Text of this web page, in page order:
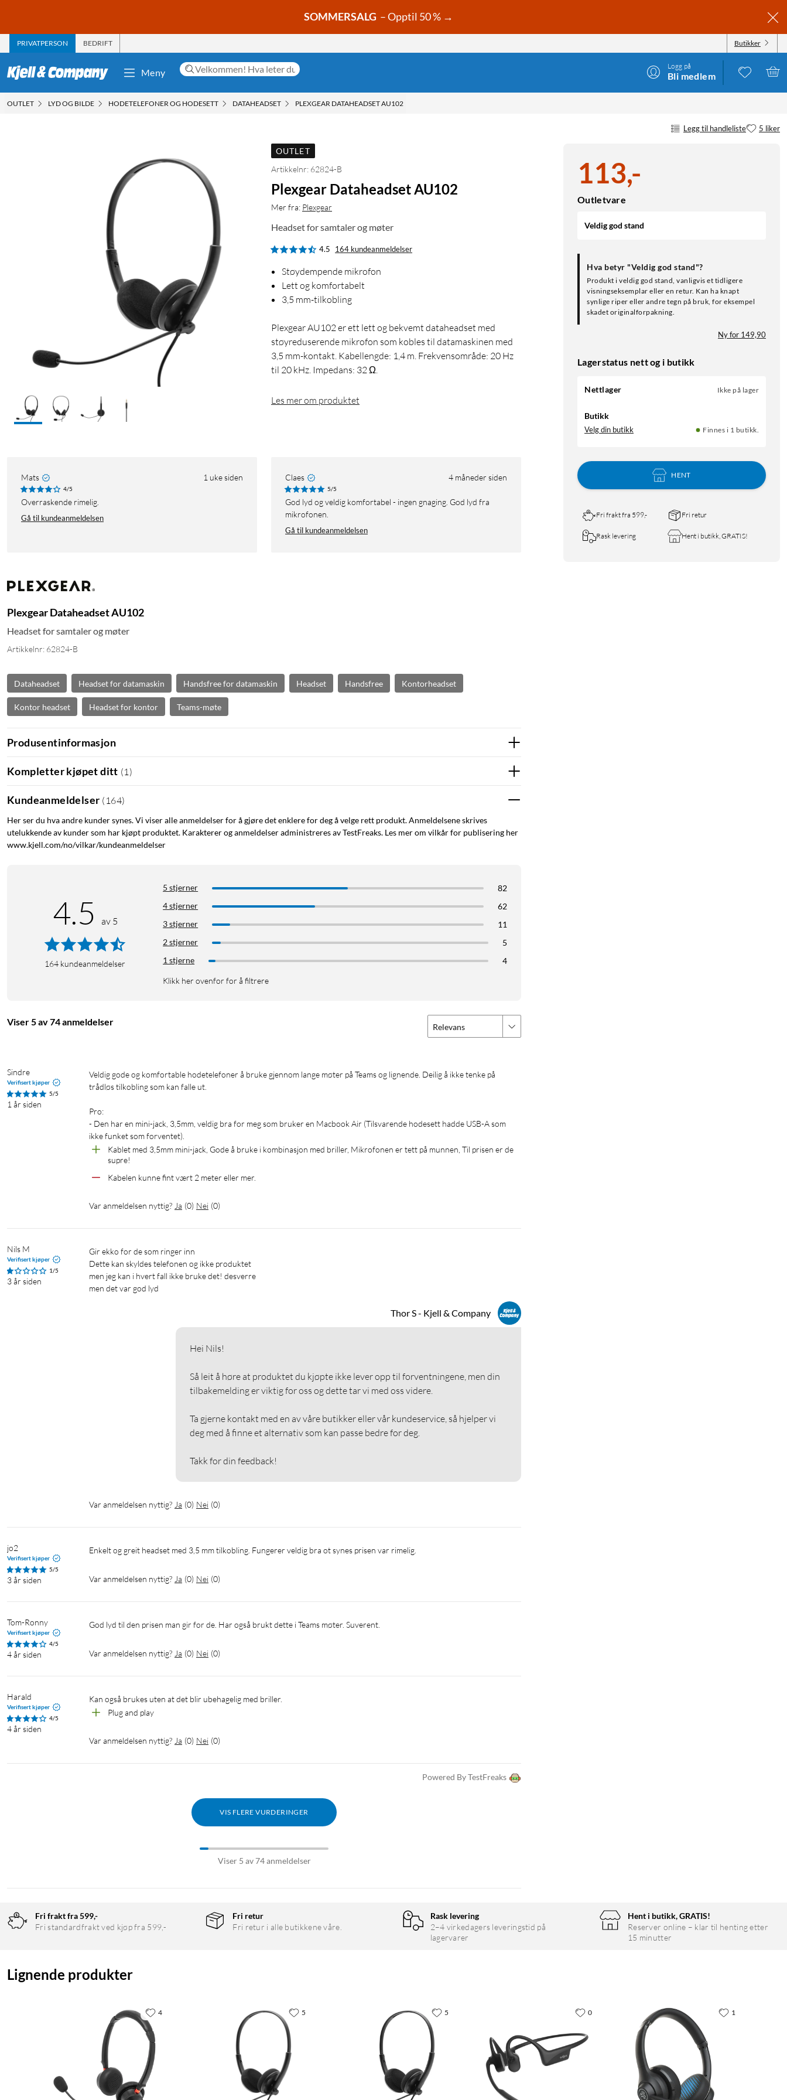
SOMMERSALG – Opptil 50 % →
PRIVATPERSON BEDRIFT Butikker
Meny
Logg på
Bli medlem
OUTLET LYD OG BILDE HODETELEFONER OG HODESETT DATAHEADSET PLEXGEAR DATAHEADSET AU102
Legg til handleliste 5 liker
113,-
Outletvare
Veldig god stand
Hva betyr "Veldig god stand"?
Produkt i veldig god stand, vanligvis et tidligere
visningseksemplar eller en retur. Kan ha knapt
synlige riper eller andre tegn på bruk, for eksempel
skadet originalforpakning.
Ny for 149,90
Lagerstatus nett og i butikk
Nettlager Ikke på lager
Butikk
Velg din butikk Finnes i 1 butikk.
HENT
Fri frakt fra 599,- Fri retur
Rask levering Hent i butikk, GRATIS!
OUTLET
Artikkelnr: 62824-B
Plexgear Dataheadset AU102
Mer fra: Plexgear
Headset for samtaler og møter
4.5 164 kundeanmeldelser
Støydempende mikrofon
Lett og komfortabelt
3,5 mm-tilkobling
Plexgear AU102 er ett lett og bekvemt dataheadset med
støyreduserende mikrofon som kobles til datamaskinen med
3,5 mm-kontakt. Kabellengde: 1,4 m. Frekvensområde: 20 Hz
til 20 kHz. Impedans: 32 Ω.
Les mer om produktet
Mats 1 uke siden
4/5
Overraskende rimelig.
Gå til kundeanmeldelsen
Claes 4 måneder siden
5/5
God lyd og veldig komfortabel - ingen gnaging. God lyd fra
mikrofonen.
Gå til kundeanmeldelsen
Plexgear Dataheadset AU102
Headset for samtaler og møter
Artikkelnr: 62824-B
Dataheadset Headset for datamaskin Handsfree for datamaskin Headset Handsfree Kontorheadset
Kontor headset Headset for kontor Teams-møte
Produsentinformasjon
Kompletter kjøpet ditt (1 )
Kundeanmeldelser ( 164)
Her ser du hva andre kunder synes. Vi viser alle anmeldelser for å gjøre det enklere for deg å velge rett produkt. Anmeldelsene skrives
utelukkende av kunder som har kjøpt produktet. Karakterer og anmeldelser administreres av TestFreaks. Les mer om vilkår for publisering her
www.kjell.com/no/vilkar/kundeanmeldelser
4.5 av 5
164 kundeanmeldelser
5 stjerner
82
4 stjerner
62
3 stjerner
11
2 stjerner
5
1 stjerne
4
Klikk her ovenfor for å filtrere
Viser 5 av 74 anmeldelser Relevans
Sindre
Verifisert kjøper
5/5
1 år siden
Veldig gode og komfortable hodetelefoner å bruke gjennom lange møter på Teams og lignende. Deilig å ikke tenke på
trådløs tilkobling som kan falle ut.
Pro:
- Den har en mini-jack, 3,5mm, veldig bra for meg som bruker en Macbook Air (Tilsvarende hodesett hadde USB-A som
ikke funket som forventet).
Kablet med 3,5mm mini-jack, Gode å bruke i kombinasjon med briller, Mikrofonen er tett på munnen, Til prisen er de
supre!
Kabelen kunne fint vært 2 meter eller mer.
Var anmeldelsen nyttig? Ja (0) Nei (0)
Nils M
Verifisert kjøper
1/5
3 år siden
Gir ekko for de som ringer inn
Dette kan skyldes telefonen og ikke produktet
men jeg kan i hvert fall ikke bruke det! desverre
men det var god lyd
Thor S - Kjell & Company
Hei Nils!
Så leit å høre at produktet du kjøpte ikke lever opp til forventningene, men din
tilbakemelding er viktig for oss og dette tar vi med oss videre.
Ta gjerne kontakt med en av våre butikker eller vår kundeservice, så hjelper vi
deg med å finne et alternativ som kan passe bedre for deg.
Takk for din feedback!
Var anmeldelsen nyttig? Ja (0) Nei (0)
jo2
Verifisert kjøper
5/5
3 år siden
Enkelt og greit headset med 3,5 mm tilkobling. Fungerer veldig bra ot synes prisen var rimelig.
Var anmeldelsen nyttig? Ja (0) Nei (0)
Tom-Ronny
Verifisert kjøper
4/5
4 år siden
God lyd til den prisen man gir for de. Har også brukt dette i Teams møter. Suverent.
Var anmeldelsen nyttig? Ja (0) Nei (0)
Harald
Verifisert kjøper
4/5
4 år siden
Kan også brukes uten at det blir ubehagelig med briller.
Plug and play
Var anmeldelsen nyttig? Ja (0) Nei (0)
Powered By TestFreaks
VIS FLERE VURDERINGER
Viser 5 av 74 anmeldelser
Fri frakt fra 599,-
Fri standardfrakt ved kjøp fra 599,-
Fri retur
Fri retur i alle butikkene våre.
Rask levering
2–4 virkedagers leveringstid på
lagervarer
Hent i butikk, GRATIS!
Reserver online – klar til henting etter
15 minutter
Lignende produkter
4 5 5 0 1